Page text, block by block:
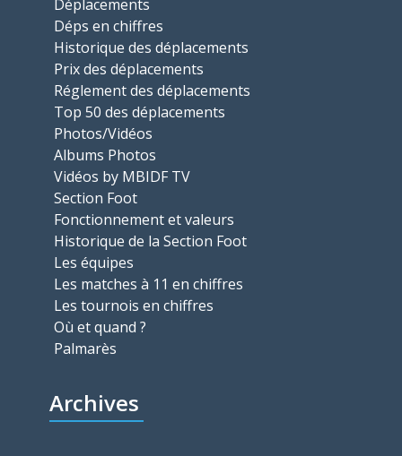
Déplacements
Déps en chiffres
Historique des déplacements
Prix des déplacements
Réglement des déplacements
Top 50 des déplacements
Photos/Vidéos
Albums Photos
Vidéos by MBIDF TV
Section Foot
Fonctionnement et valeurs
Historique de la Section Foot
Les équipes
Les matches à 11 en chiffres
Les tournois en chiffres
Où et quand ?
Palmarès
Archives